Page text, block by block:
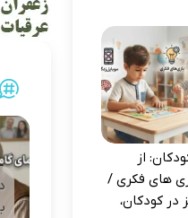
از
های فکری /
در کودکان،